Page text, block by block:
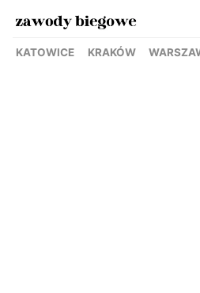
KATOWICE KRAKÓW